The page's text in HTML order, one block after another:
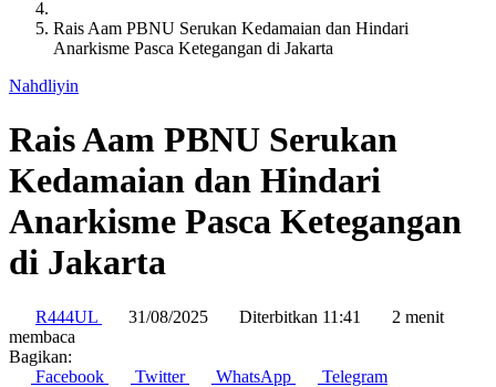
Rais Aam PBNU Serukan Kedamaian dan Hindari
Anarkisme Pasca Ketegangan di Jakarta
Nahdliyin
Rais Aam PBNU Serukan
Kedamaian dan Hindari
Anarkisme Pasca Ketegangan
di Jakarta
R444UL 31/08/2025 Diterbitkan 11:41
2 menit
membaca
Bagikan:
Facebook
Twitter WhatsApp Telegram